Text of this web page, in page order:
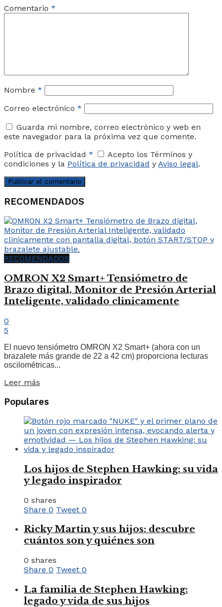
Comentario *
Nombre *
Correo electrónico *
Guarda mi nombre, correo electrónico y web en
este navegador para la próxima vez que comente.
Política de privacidad *
Acepto los Términos y
condiciones y la Política de privacidad y Aviso legal.
RECOMENDADOS
RECOMENDADOS
OMRON X2 Smart+ Tensiómetro de
Brazo digital, Monitor de Presión Arterial
Inteligente, validado clinicamente
0
5
El nuevo tensiómetro OMRON X2 Smart+ (ahora con un
brazalete más grande de 22 a 42 cm) proporciona lecturas
oscilométricas...
Leer más
Populares
Los hijos de Stephen Hawking: su vida
y legado inspirador
0 shares
Share 0 Tweet 0
Ricky Martin y sus hijos: descubre
cuántos son y quiénes son
0 shares
Share 0 Tweet 0
La familia de Stephen Hawking:
legado y vida de sus hijos